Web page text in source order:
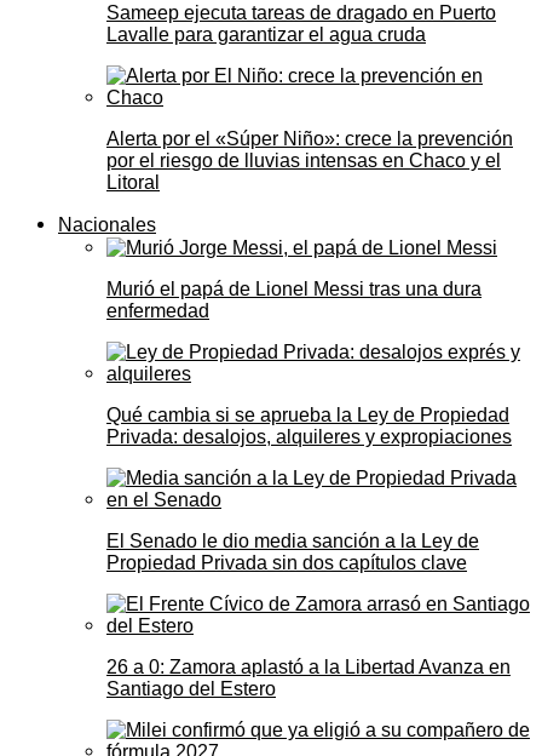
Sameep ejecuta tareas de dragado en Puerto
Lavalle para garantizar el agua cruda
Alerta por el «Súper Niño»: crece la prevención
por el riesgo de lluvias intensas en Chaco y el
Litoral
Nacionales
Murió el papá de Lionel Messi tras una dura
enfermedad
Qué cambia si se aprueba la Ley de Propiedad
Privada: desalojos, alquileres y expropiaciones
El Senado le dio media sanción a la Ley de
Propiedad Privada sin dos capítulos clave
26 a 0: Zamora aplastó a la Libertad Avanza en
Santiago del Estero